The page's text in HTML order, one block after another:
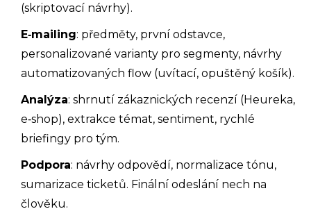
(skriptovací návrhy).
E‑mailing: předměty, první odstavce,
personalizované varianty pro segmenty, návrhy
automatizovaných flow (uvítací, opuštěný košík).
Analýza: shrnutí zákaznických recenzí (Heureka,
e‑shop), extrakce témat, sentiment, rychlé
briefingy pro tým.
Podpora: návrhy odpovědí, normalizace tónu,
sumarizace ticketů. Finální odeslání nech na
člověku.